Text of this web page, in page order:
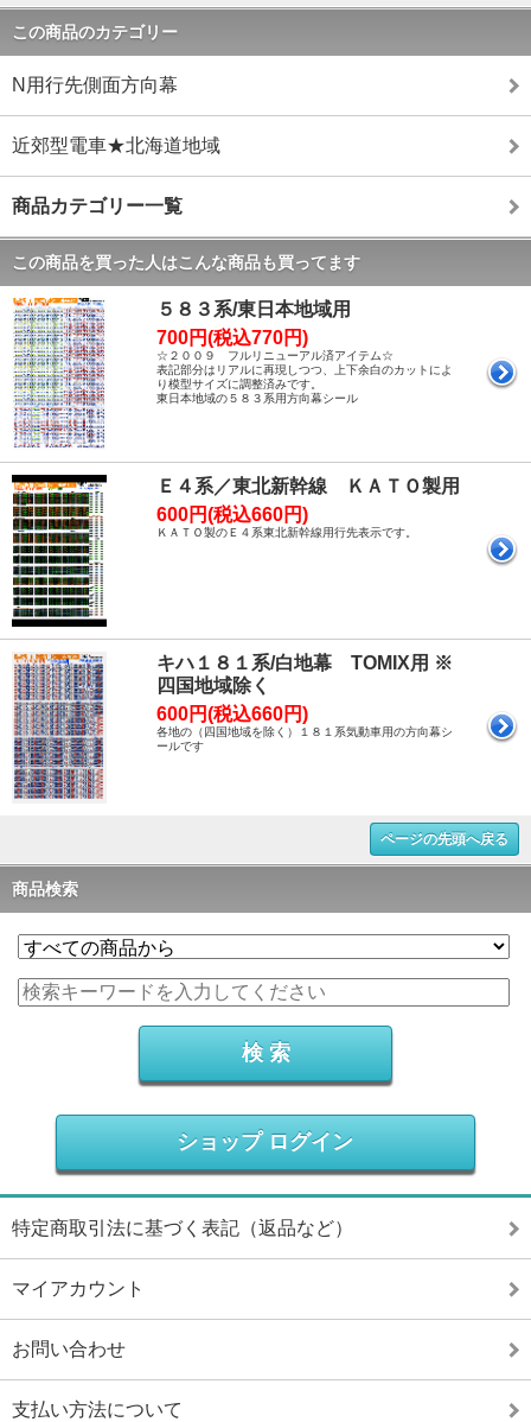
この商品のカテゴリー
N用行先側面方向幕
近郊型電車★北海道地域
商品カテゴリー一覧
この商品を買った人はこんな商品も買ってます
５８３系/東日本地域用
700円(税込770円)
☆２００９ フルリニューアル済アイテム☆
表記部分はリアルに再現しつつ、上下余白のカットによ
り模型サイズに調整済みです。
東日本地域の５８３系用方向幕シール
Ｅ４系／東北新幹線 ＫＡＴＯ製用
600円(税込660円)
ＫＡＴＯ製のＥ４系東北新幹線用行先表示です。
キハ１８１系/白地幕 TOMIX用 ※
四国地域除く
600円(税込660円)
各地の（四国地域を除く）１８１系気動車用の方向幕シ
ールです
ページの先頭へ戻る
商品検索
ショップ ログイン
特定商取引法に基づく表記（返品など）
マイアカウント
お問い合わせ
支払い方法について